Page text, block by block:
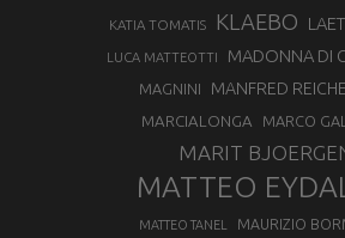
KATIA TOMATIS KLAEBO
LUCA MATTEOTTI MADONNA DI
MAGNINI MANFRED
MARCIALONGA MARCO
MARIT
MATTEO
MATTEO TANEL MAURIZIO